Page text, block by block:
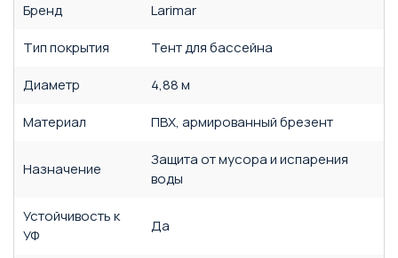
Бренд
Larimar
Тип покрытия
Тент для бассейна
Диаметр
4,88 м
Материал
ПВХ, армированный брезент
Назначение
Защита от мусора и испарения
воды
Устойчивость к
УФ
Да